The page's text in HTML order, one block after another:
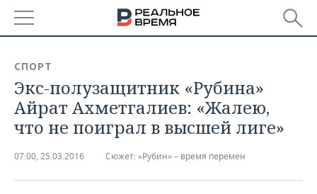
БАШКОРТОСТАН
ТАТАРСТАН
НОВОСТИ
АНАЛИТИКА
ДЕКЛАРАЦИИ О ДОХОДАХ
НОВОСТИ ЭКОНОМИКИ
ПРОМЫШЛЕННОСТЬ
СПОРТ
Экс-полузащитник «Рубина»
Айрат Ахметгалиев: «Жалею,
что не поиграл в высшей лиге»
07:00, 25.03.2016 Сюжет: ​«Рубин» – время перемен